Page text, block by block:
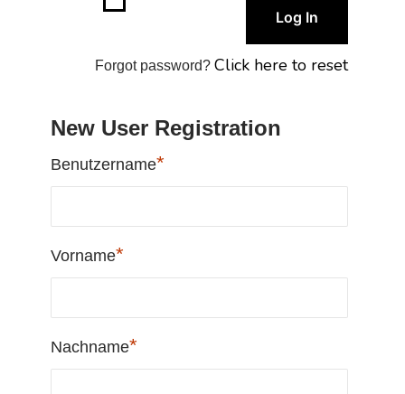
Forgot password?Click here to reset
New User Registration
Benutzername*
Vorname*
Nachname*